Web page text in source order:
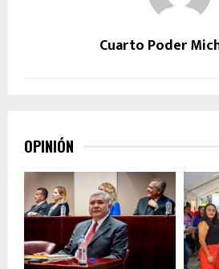
Cuarto Poder
OPINIÓN